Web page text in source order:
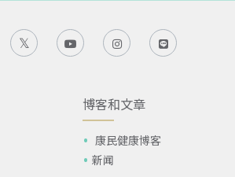
博客和文章
康民健康博客
新闻